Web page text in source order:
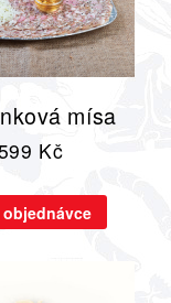
mísa
Kč